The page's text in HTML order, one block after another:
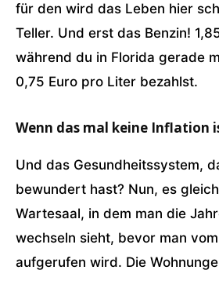
für den wird das Leben hier
Teller. Und erst das Benzin!
während du in Florida gerade
0,75 Euro pro Liter bezahlst.
Wenn das mal keine Inflation
Und das Gesundheitssystem,
bewundert hast? Nun, es
Wartesaal, in dem man die
wechseln sieht, bevor man
aufgerufen wird. Die